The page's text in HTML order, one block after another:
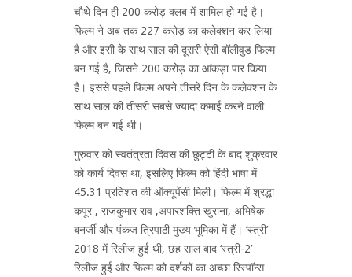
चौथे दिन ही 200 करोड़ क्लब में शामिल हो गई है।
फिल्म ने अब तक 227 करोड़ का कलेक्शन कर लिया
है और इसी के साथ साल की दूसरी ऐसी बॉलीवुड फिल्म
बन गई है, जिसने 200 करोड़ का आंकड़ा पार किया
है। इससे पहले फिल्म अपने तीसरे दिन के कलेक्शन के
साथ साल की तीसरी सबसे ज्यादा कमाई करने वाली
फिल्म बन गई थी।
गुरुवार को स्वतंत्रता दिवस की छुट्टी के बाद शुक्रवार
को कार्य दिवस था, इसलिए फिल्म को हिंदी भाषा में
45.31 प्रतिशत की ऑक्यूपेंसी मिली। फिल्म में श्रद्धा
कपूर , राजकुमार राव ,अपारशक्ति खुराना, अभिषेक
बनर्जी और पंकज त्रिपाठी मुख्य भूमिका में हैं। ‘स्त्री’
2018 में रिलीज हुई थी, छह साल बाद ‘स्त्री-2’
रिलीज हुई और फिल्म को दर्शकों का अच्छा रिस्पॉन्स